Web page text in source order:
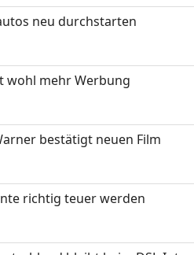
neu durchstarten
wohl mehr Werbung
bestätigt neuen Film
richtig teuer werden